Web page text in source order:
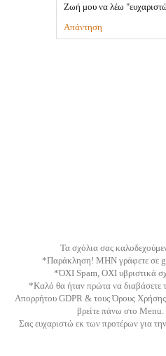
Ζωή μου να λέω
Απάντηση
Τα σχόλια σας
*Παράκληση! ΜΗΝ γράφετε σε
*ΌΧΙ Spam, ΟΧΙ υβριστικά
*Καλό θα ήταν πρώτα να διαβάσετε
Απορρήτου GDPR & τους Όρους
βρείτε πάνω στο Menu.
Σας ευχαριστώ εκ των προτέρων για